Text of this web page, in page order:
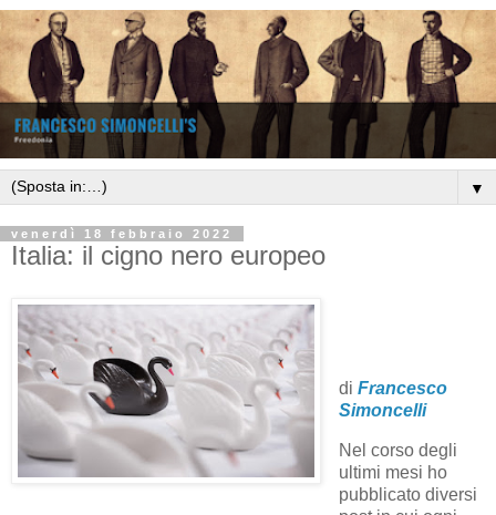
▼
venerdì 18 febbraio 2022
Italia: il cigno nero europeo
di Francesco
Simoncelli
Nel corso degli
ultimi mesi ho
pubblicato diversi